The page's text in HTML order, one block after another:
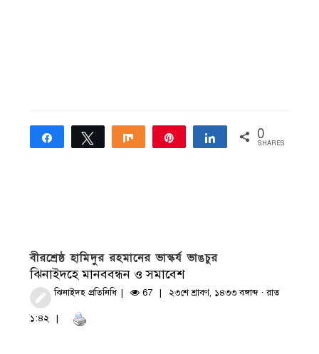
Share Tweet Share Share 0
SHARES
বীরশ্রেষ্ঠ হামিদুর রহমানের ভাস্কর্য ভাঙচুর
ঝিনাইদহে মানববন্ধন ও সমাবেশ
ঝিনাইদহ প্রতিনিধি 67 ২৩শে শ্রাবণ, ১৪৩৩ বঙ্গাব্দ · রাত
১:৪২